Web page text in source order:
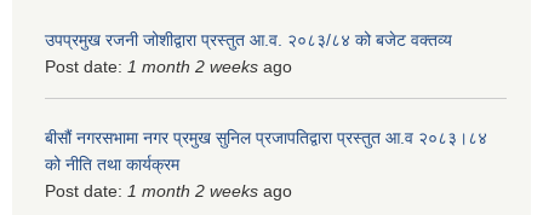
उपप्रमुख रजनी जोशीद्वारा प्रस्तुत आ.व. २०८३/८४ को बजेट वक्तव्य
Post date: 1 month 2 weeks ago
बीसौं नगरसभामा नगर प्रमुख सुनिल प्रजापतिद्वारा प्रस्तुत आ.व‍ २०८३।८४
को नीति तथा कार्यक्रम
Post date: 1 month 2 weeks ago